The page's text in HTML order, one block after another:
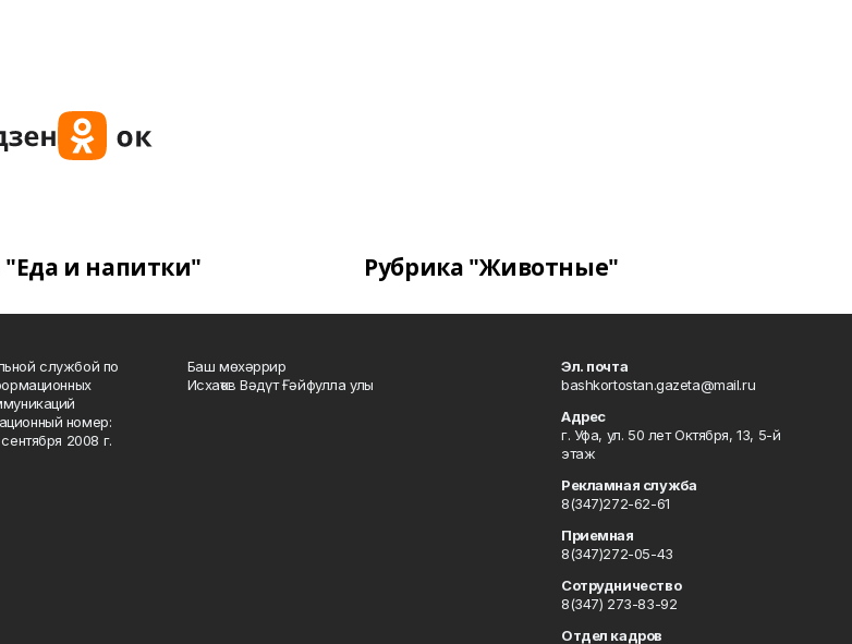
"Еда и напитки" Рубрика "Животные"
службой по
номер:
2008 г.
Баш мөхәррир
Исхаҡов Вәдүт Ғәйфулла улы
Эл. почта
bashkortostan.gazeta@mail.ru
Адрес
г. Уфа, ул. 50 лет Октября, 13, 5-й
этаж
Рекламная служба
8(347)272-62-61
Приемная
8(347)272-05-43
Сотрудничество
8(347) 273-83-92
Отдел кадров